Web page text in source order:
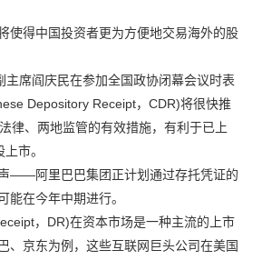
使得中国投资者更为方便地交易海外的股
主席阎庆民在参加全国政协闭幕会议时表
Depository Receipt，CDR)将很快推
律、两地监管的有效措施，有利于已上
市。
——阿里巴巴集团正计划通过存托凭证的
能在今年中期进行。
，DR)在资本市场是一种主流的上市
、京东为例，这些互联网巨头公司在美国